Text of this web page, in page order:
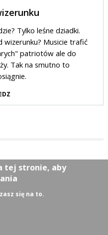
Tylko leśne dziadki.
wizerunku? Musicie trafić
patriotów ale do
Tak na smutno to
tej stronie, aby
się na to.